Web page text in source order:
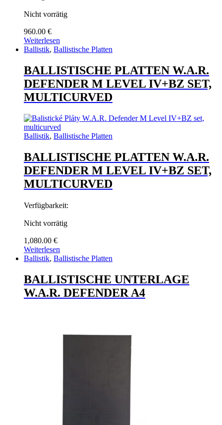
Nicht vorrätig
960.00 €
Weiterlesen
Ballistik, Ballistische Platten
BALLISTISCHE PLATTEN W.A.R.
DEFENDER M LEVEL IV+BZ SET,
MULTICURVED
Ballistik, Ballistische Platten
BALLISTISCHE PLATTEN W.A.R.
DEFENDER M LEVEL IV+BZ SET,
MULTICURVED
Verfügbarkeit:
Nicht vorrätig
1,080.00 €
Weiterlesen
Ballistik, Ballistische Platten
BALLISTISCHE UNTERLAGE
W.A.R. DEFENDER A4